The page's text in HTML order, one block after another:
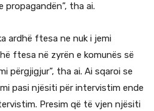
tha ai.
ardhë ftesa ne nuk i jemi
ftesa në zyrën e komunës së
përgjigjur”, tha ai. Ai sqaroi se
pasi njësiti për intervistim ende
Presim që të vjen njësiti